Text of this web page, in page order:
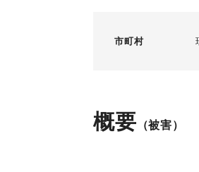
市町村
概要 （被害）